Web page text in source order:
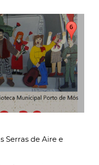
Serras de Aire e